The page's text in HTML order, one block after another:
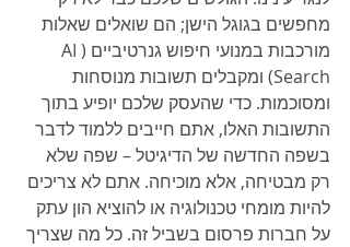
מחפשים בגוגל הישן; הם שואלים שאלות
מורכבות במנועי חיפוש גנרטיביים (AI
Search) ומקבלים תשובות מנוסחות
ומסוכמות. כדי שהעסק שלכם יופיע בתוך
התשובות האלו, אתם חייבים ללמוד לדבר
בשפה החדשה של הדיגיטל – שפה שלא
רק מבטיחה, אלא מוכיחה. אתם לא צריכים
להיות מומחי טכנולוגיה או להוציא הון עתק
על חברות פרסום בשביל זה. כל מה שצריך